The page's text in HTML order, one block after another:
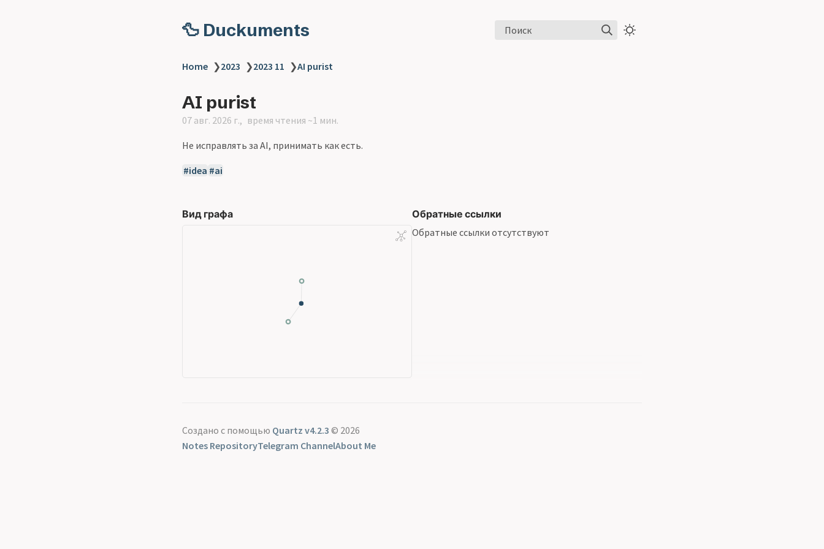
🦆 Duckuments Поиск
Home ❯2023 ❯2023 11 ❯AI purist
AI purist
07 авг. 2026 г. время чтения ~1 мин.
Не исправлять за AI, принимать как есть.
idea ai
Вид графа
Обратные ссылки
Обратные ссылки отсутствуют
Создано с помощью Quartz v4.2.3 © 2026
Notes RepositoryTelegram ChannelAbout Me